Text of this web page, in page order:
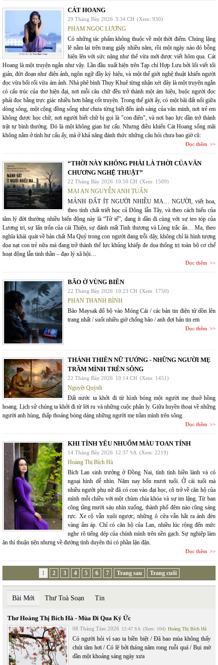
CÁT HOANG
29 Tháng Bảy 2026 3:34 CH (Xem: 930)
PHẠM NGỌC LƯƠNG
Có những tác phẩm không thuộc về một thời điểm. Chúng lặng
lẽ nằm lại trên trang giấy nhiều năm, rồi một ngày nào đó bỗng
hiện lên với sức nặng như thể vừa mới được viết hôm qua. Cát
Hoang là một truyện ngắn như vậy. Lần đầu xuất hiện trên Tạp chí Hợp Lưu bởi lối viết tối
giản, đứt đoạn như điện ảnh, ngôn ngữ đầy ký hiệu, và một thế giới nghệ thuật khiến người
đọc vừa bối rối vừa ám ảnh. Nhà phê bình Thụy Khuê từng nhận xét đây là một truyện ngắn
có cấu trúc của thơ hiện đại, nơi mỗi câu chữ đều trở thành một ám hiệu, buộc người đọc
phải đọc bằng trực giác nhiều hơn bằng cốt truyện. Trong thế giới ấy, có một bãi đất nổi giữa
dòng sông, một cộng đồng sống như chưa từng biết đến ánh sáng của văn minh, nơi trẻ em
không được học chữ, nơi người biết chữ bị gọi là "con điên", và nơi bạo lực dần trở thành
trật tự bình thường. Đó là một không gian hư cấu. Nhưng điều khiến Cát Hoang sống mãi
không nằm ở tính hư cấu ấy, mà ở khả năng đánh thức những câu hỏi chưa bao giờ cũ:
Đọc thêm
“THỜI NÀY KHÔNG PHẢI LÀ THỜI CỦA VĂN
CHƯƠNG NGHỆ THUẬT”
22 Tháng Bảy 2026 10:50 CH (Xem: 1509)
MAI AN NGUYỄN ANH TUẤN
MẢNH ĐẤT ÍT NGƯỜI NHIỀU MA… NGƯỜI, viết hoa,
theo tính chất triết học cả Đông lẫn Tây, và theo cách hiểu của
tâm lý đời thường nhiều biến động này là “Tử tế”, đang ít dần đi cùng với sự teo tóp của
Lương tri, sự lẩn trốn của cái Thiện, sự đánh mất Tình thương và Lòng trắc ẩn… Ma, theo
nghĩa khái quát về bản chất Ma Quỷ trong con người đang trỗi dậy, không chỉ là hình tượng
dọa nạt con trẻ nữa mà đang trở thành thế lực khủng khiếp đe dọa thống trị toàn bộ cơ chế
hoạt động lẫn tinh thần – đạo lý xã hội…
Đọc thêm
BÃO Ở VÙNG BIÊN
22 Tháng Bảy 2026 10:23 CH (Xem: 1750)
PHAN THANH BÌNH
Bão Maysak đổ bộ vào Móng Cái / các bản tin điện tử dồn lên
trang nhất / suốt nhiều giờ chống bão / anh đợi bản tin em
Đọc thêm
THÁNH THIÊN NỮ TƯỚNG - NHỮNG NGƯỜI MẸ
TRẦM MÌNH TRÊN SÔNG
22 Tháng Bảy 2026 10:14 CH (Xem: 1451)
Nguyệt Quỳnh
Đất nước ta khởi đi từ hình bóng một người mẹ thuở hồng
hoang. Lịch sử chúng ta khởi đi từ lời ru và những cuộc phân ly. Giữa huyền thoại về những
người anh hùng, thấp thoáng bóng dáng những người mẹ trầm mình trên sông.
Đọc thêm
KHI TÌNH YÊU NHUỐM MÀU TOAN TÍNH
14 Tháng Bảy 2026 12:37 SA (Xem: 2219)
Hoàng Thị Bích Hà
Bích Lan sinh trưởng ở Đồng Nai, tính tình hiền lành và có
ngoại hình dễ nhìn. Năm nay bốn mươi tuổi. Ở cái tuổi mà
nhiều người phụ nữ đã có con vào đại học, cô trở về căn hộ của
mình mỗi chiều với một chùm chìa khóa và sự im lặng. Từ ban
công tầng mười sáu nhìn xuống, thành phố đêm nào cũng sáng
rực. Xe cộ vẫn xuôi ngược, những ô cửa vẫn hắt ra ánh đèn
vàng ấm áp. Chỉ có căn hộ của Lan, nhiều lúc rộng đến mức
nghe rõ tiếng dép của chính mình trên nền gạch. Sự nghiệp làm
ăn thì thuận tiện nhưng về đường tình duyên thì có phần lận đận.
Đọc thêm
1 2 3 4 5 6 7 Trang sau Trang cuối
Bài Mới Thư Toà Soạn Tin
Thơ Hoàng Thị Bích Hà - Mùa Đi Qua Ký Ức
08 Tháng Tám 2026 12:47 SA (Xem: 104) Hoàng Thị Bích Hà
Có người hỏi vì sao ta biền biệt / Đã bao mùa không thấy
chút tăm hơi / Có lẽ bởi tháng năm rong ruỗi quá / Bụi mờ
dần một khoảng sáng ngày xưa